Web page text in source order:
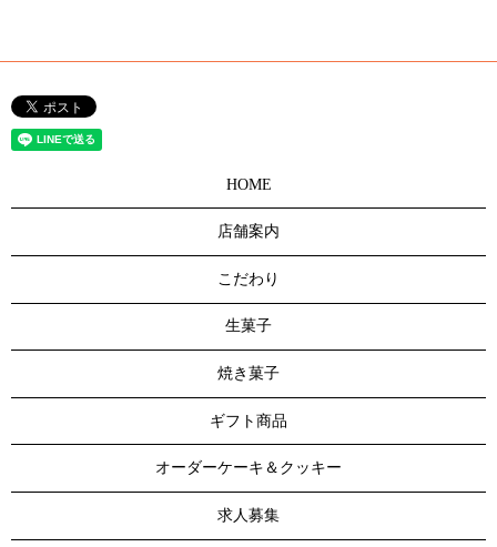
HOME
店舗案内
こだわり
生菓子
焼き菓子
ギフト商品
オーダーケーキ＆クッキー
求人募集